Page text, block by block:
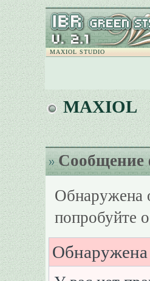
MAXIOL STUDIO
MAXIOL
Сообщение
Обнаружена
попробуйте